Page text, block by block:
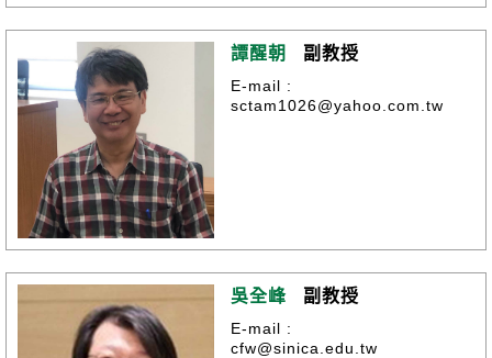
譚醒朝 副教授
E-mail :
sctam1026@yahoo.com.tw
吳全峰 副教授
E-mail :
cfw@sinica.edu.tw